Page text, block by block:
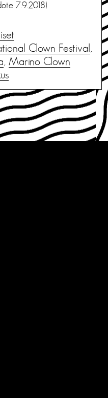
7.9.2018)
Clown Festival ,
, Marino Clown